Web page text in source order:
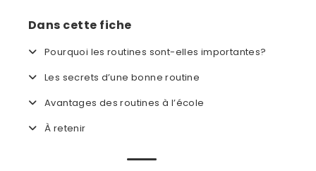
Dans cette fiche
Pourquoi les routines sont-elles importantes?
Les secrets d’une bonne routine
Avantages des routines à l’école
À retenir